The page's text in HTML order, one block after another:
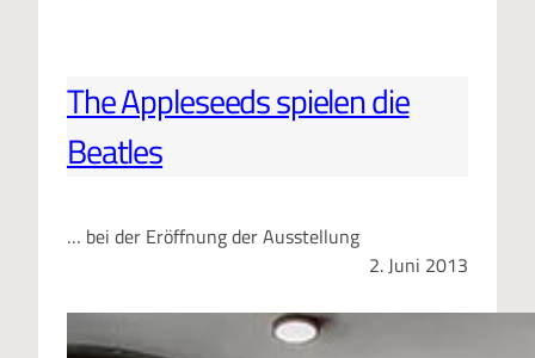
The Appleseeds spielen die
Beatles
… bei der Eröffnung der Ausstellung
2. Juni 2013